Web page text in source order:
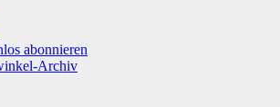
abonnieren
Archiv